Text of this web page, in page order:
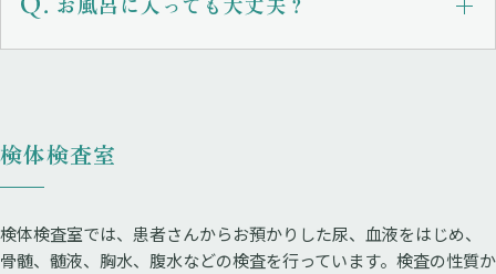
検体検査室
検体検査室では、患者さんからお預かりした尿、血液をはじめ、
骨髄、髄液、胸水、腹水などの検査を行っています。検査の性質か